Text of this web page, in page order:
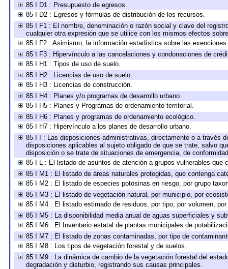
85 I D1 : Presupuesto de egresos.
85 I D2 : Egresos y fórmulas de distribución de los recursos.
85 I F1 : El nombre, denominación o razón social y clave del
cualquier otra expresión que se utilice con los mismos efectos
85 I F2 : Asimismo, la información estadística sobre las
85 I F3 : Hipervínculo a las cancelaciones y condonaciones de
85 I H1 : Tipos de uso de suelo.
85 I H2 : Licencias de uso de suelo.
85 I H3 : Licencias de construcción.
85 I H4 : Planes y/o programas de desarrollo urbano.
85 I H5 : Planes y Programas de ordenamiento territorial.
85 I H6 : Planes y programas de ordenamiento ecológico.
85 I H7 : Hipervínculo a los planes de desarrollo urbano.
85 I I : Las disposiciones administrativas, directamente o a través
disposiciones aplicables al sujeto obligado de que se trate, salvo
disposición o se trate de situaciones de emergencia, de
85 I L : El listado de asuntos de atención a grupos vulnerables
85 I M1 : El listado de áreas naturales protegidas, que contenga
85 I M2 : El listado de especies potosinas en riesgo, por grupo
85 I M3 : El listado de vegetación natural, por municipio, por
85 I M4 : El listado estimado de residuos, por tipo, por volumen,
85 I M5 : La disponibilidad media anual de aguas superficiales y
85 I M6 : El Inventario estatal de plantas municipales de
85 I M7 : El listado de zonas contaminadas, por tipo de
85 I M8 : Los tipos de vegetación forestal y de suelos.
85 I M9 : La dinámica de cambio de la vegetación forestal del
degradación y disturbio, registrando sus causas principales.